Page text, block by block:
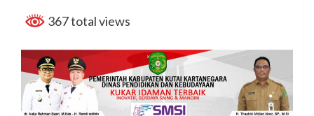
367 total views